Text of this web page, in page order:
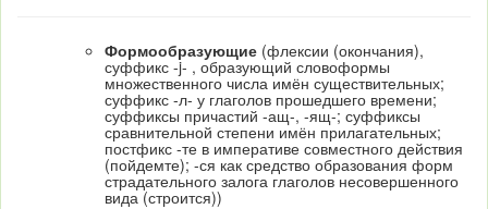
Формообразующие (флексии (окончания),
суффикс -j- , образующий словоформы
множественного числа имён существительных;
суффикс -л- у глаголов прошедшего времени;
суффиксы причастий -ащ-, -ящ-; суффиксы
сравнительной степени имён прилагательных;
постфикс -те в императиве совместного действия
(пойдемте); -ся как средство образования форм
страдательного залога глаголов несовершенного
вида (строится))